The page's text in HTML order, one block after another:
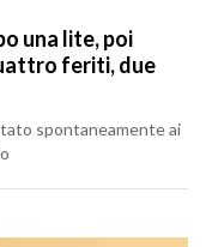
una lite, poi
feriti, due
spontaneamente ai